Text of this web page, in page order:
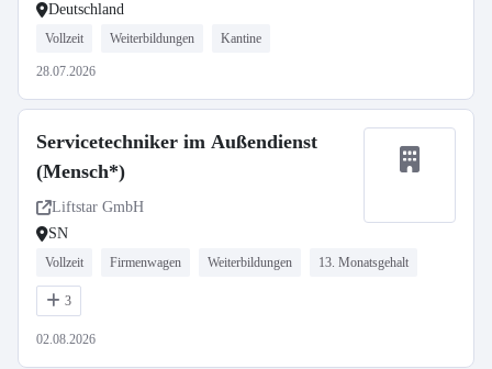
Deutschland
Vollzeit Weiterbildungen Kantine
28.07.2026
Servicetechniker im Außendienst
(Mensch*)
Liftstar GmbH
SN
Vollzeit Firmenwagen Weiterbildungen 13. Monatsgehalt
3
02.08.2026